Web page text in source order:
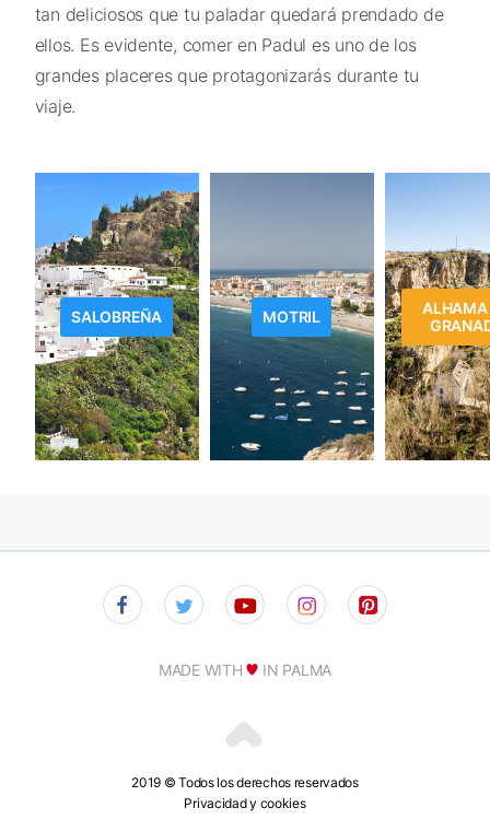
tan deliciosos que tu paladar quedará prendado de
ellos. Es evidente, comer en Padul es uno de los
grandes placeres que protagonizarás durante tu
viaje.
SALOBREÑA MOTRIL
ALHAMA
2019 © Todos los derechos reservados
Privacidad y cookies
MADE WITH IN PALMA